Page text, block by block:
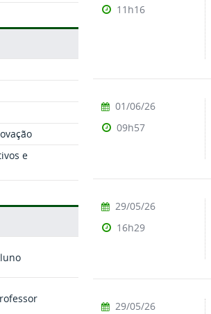
e
11h16
01/06/26
09h57
29/05/26
16h29
29/05/26